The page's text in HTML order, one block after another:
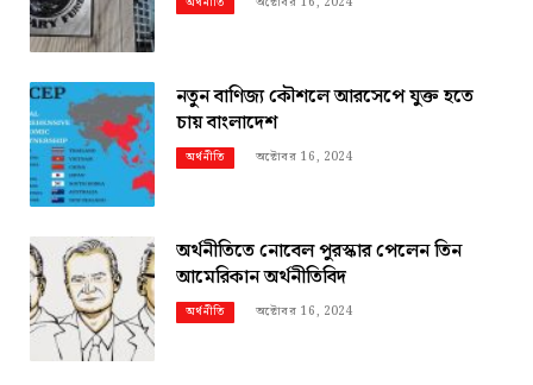
নতুন বাণিজ্য কৌশলে আরসেপে যুক্ত হতে
চায় বাংলাদেশ
অর্থনীতি অক্টোবর 16, 2024
অর্থনীতিতে নোবেল পুরস্কার পেলেন তিন
আমেরিকান অর্থনীতিবিদ
অর্থনীতি অক্টোবর 16, 2024